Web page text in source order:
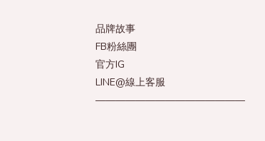
品牌故事
FB粉絲團
官方IG
LINE@線上客服
———————————————